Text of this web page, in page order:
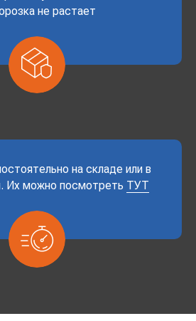
не растает
на складе или в
Их можно посмотреть ТУТ